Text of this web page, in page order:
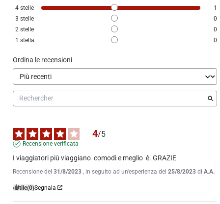
4 stelle
1
3 stelle
0
2 stelle
0
1 stella 0
Ordina le recensioni
4/5
Recensione verificata
I viaggiatori più viaggiano  comodi e meglio  è. GRAZIE
Recensione del 31/8/2023 , in seguito ad un'esperienza del 25/8/2023 di A.A.
Utile(0)Segnala